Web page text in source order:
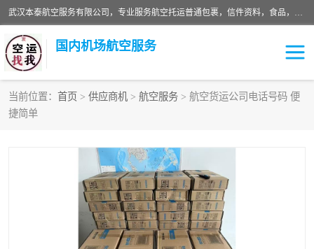
武汉本泰航空服务有限公司，专业服务航空托运普通包裹，信件资料，食品，服装，快消品等运输的专线空运，完善的网络服务确保为客户提供准确、*、安全的“门对门”服务，本着“诚信为本、精诚合作”的服务宗旨.“以安全运输为保障，以运价合理要求市场”的经营理念。武汉机场货运、武汉航空物流、武汉空运、武汉天河国际机场东方、南方、国际航空、机场空运业务覆盖国内二三线机场城市，如：武汉-敦煌、武汉-柳州等
国内机场航空服务
当前位置： 首页 > 供应商机 > 航空服务 > 航空货运公司电话号码 便
捷简单
航空服务